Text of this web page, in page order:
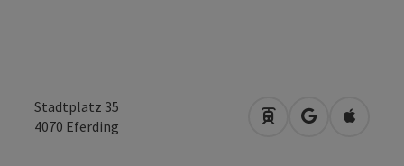
Stadtplatz 35
4070 Eferding Anreise mit
in Google
in